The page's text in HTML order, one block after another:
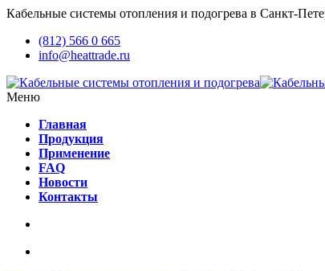
Кабельные системы отопления и подогрева в Санкт-
(812) 566 0 665
info@heattrade.ru
Меню
Главная
Продукция
Применение
FAQ
Новости
Контакты